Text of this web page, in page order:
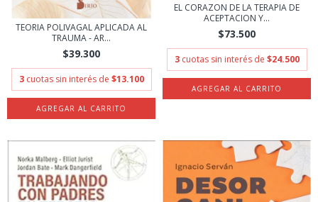
TEORIA POLIVAGAL APLICADA AL
TRAUMA - AR...
$39.300
3 cuotas sin interés de $13.100
EL CORAZON DE LA TERAPIA DE
ACEPTACION Y...
$73.500
3 cuotas sin interés de $24.500